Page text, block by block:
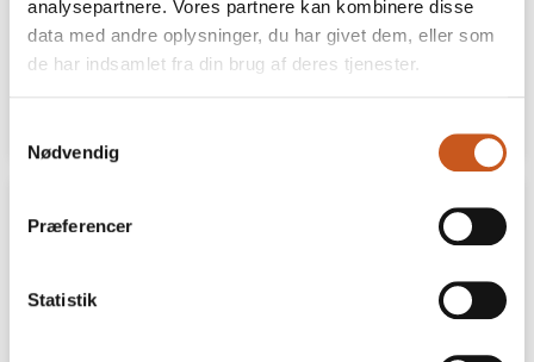
analysepartnere. Vores partnere kan kombinere disse
data med andre oplysninger, du har givet dem, eller som
de har indsamlet fra din brug af deres tjenester.
Nødvendig
Præferencer
Statistik
for succesen, når Danmarks Bedste Venue 2026
udvikler gæsteoplevelsen.